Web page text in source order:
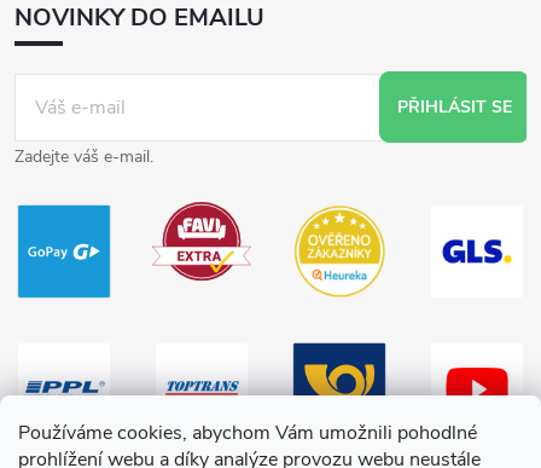
Používáme cookies, abychom Vám umožnili pohodlné
prohlížení webu a díky analýze provozu webu neustále
NOVINKY DO EMAILU
PŘIHLÁSIT SE
Zadejte váš e-mail.